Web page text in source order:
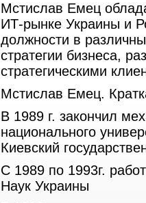
Мстислав Емец
ИТ-рынке Украины и
должности в
стратегии бизнеса,
стратегическими
Мстислав Емец.
В 1989 г. закончил
национального
Киевский
С 1989 по 1993г.
Наук Украины